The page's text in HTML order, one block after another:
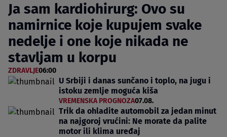
Ja sam kardiohirurg: Ovo su
namirnice koje kupujem svake
nedelje i one koje nikada ne
stavljam u korpu
ZDRAVLJE06:00
U Srbiji i danas sunčano i toplo, na jugu i
istoku zemlje moguća kiša
VREMENSKA PROGNOZA07.08.
Trik da ohladite automobil za jedan minut
na najgoroj vrućini: Ne morate da palite
motor ili klima uređaj